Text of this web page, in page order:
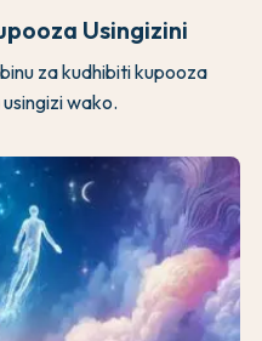
Usingizini
za kudhibiti kupooza
wako.